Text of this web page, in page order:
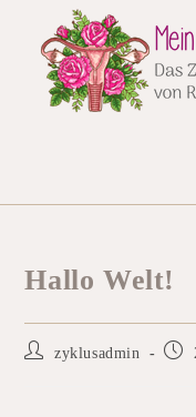
springen
Hallo Welt!
Beitrags-zyklusadmin